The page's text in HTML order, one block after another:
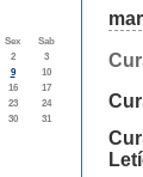
Sex
Sab
2
3
9
10
16
17
23
24
30 31